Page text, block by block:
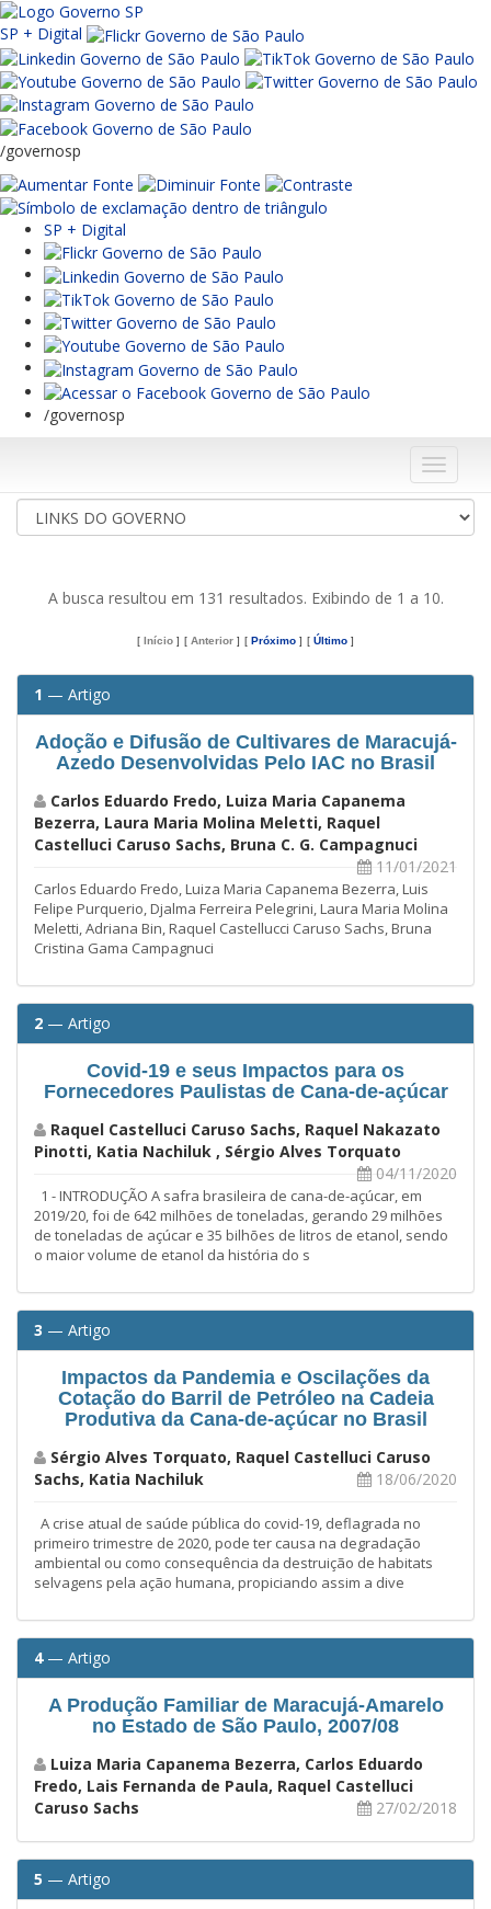
SP + Digital
/governosp
SP + Digital
/governosp
Menu
A busca resultou em 131 resultados. Exibindo de 1 a 10.
[ Início ] [ Anterior ] [ Próximo ] [ Último ]
1 — Artigo
Adoção e Difusão de Cultivares de Maracujá-
Azedo Desenvolvidas Pelo IAC no Brasil
Carlos Eduardo Fredo, Luiza Maria Capanema
Bezerra, Laura Maria Molina Meletti, Raquel
Castelluci Caruso Sachs, Bruna C. G. Campagnuci
11/01/2021
Carlos Eduardo Fredo, Luiza Maria Capanema Bezerra, Luis
Felipe Purquerio, Djalma Ferreira Pelegrini, Laura Maria Molina
Meletti, Adriana Bin, Raquel Castellucci Caruso Sachs, Bruna
Cristina Gama Campagnuci
2 — Artigo
Covid-19 e seus Impactos para os
Fornecedores Paulistas de Cana-de-açúcar
Raquel Castelluci Caruso Sachs, Raquel Nakazato
Pinotti, Katia Nachiluk , Sérgio Alves Torquato
04/11/2020
1 - INTRODUÇÃO A safra brasileira de cana-de-açúcar, em
2019/20, foi de 642 milhões de toneladas, gerando 29 milhões
de toneladas de açúcar e 35 bilhões de litros de etanol, sendo
o maior volume de etanol da história do s
3 — Artigo
Impactos da Pandemia e Oscilações da
Cotação do Barril de Petróleo na Cadeia
Produtiva da Cana-de-açúcar no Brasil
Sérgio Alves Torquato, Raquel Castelluci Caruso
Sachs, Katia Nachiluk
18/06/2020
A crise atual de saúde pública do covid-19, deflagrada no
primeiro trimestre de 2020, pode ter causa na degradação
ambiental ou como consequência da destruição de habitats
selvagens pela ação humana, propiciando assim a dive
4— Artigo
A Produção Familiar de Maracujá-Amarelo
no Estado de São Paulo, 2007/08
Luiza Maria Capanema Bezerra, Carlos Eduardo
Fredo, Lais Fernanda de Paula, Raquel Castelluci
Caruso Sachs
27/02/2018
5 — Artigo